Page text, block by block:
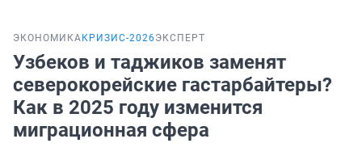
ЭКОНОМИКА КРИЗИС-2026ЭКСПЕРТ
Узбеков и таджиков заменят
северокорейские гастарбайтеры?
Как в 2025 году изменится
миграционная сфера